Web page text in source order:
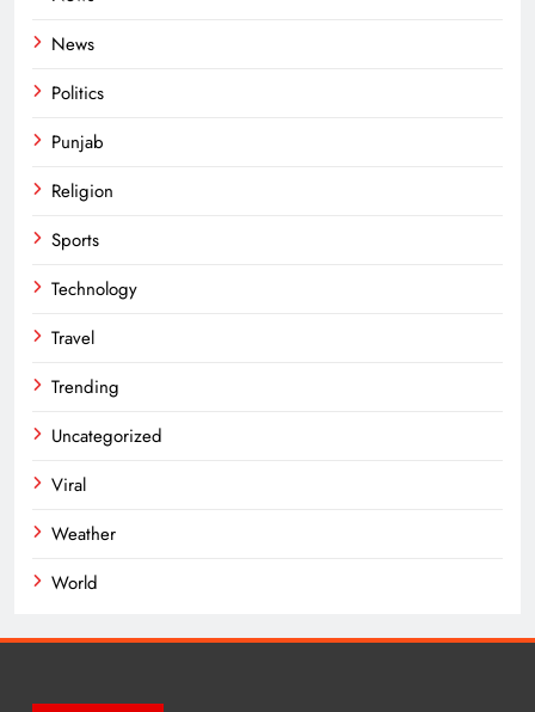
News
Politics
Punjab
Religion
Sports
Technology
Travel
Trending
Uncategorized
Viral
Weather
World